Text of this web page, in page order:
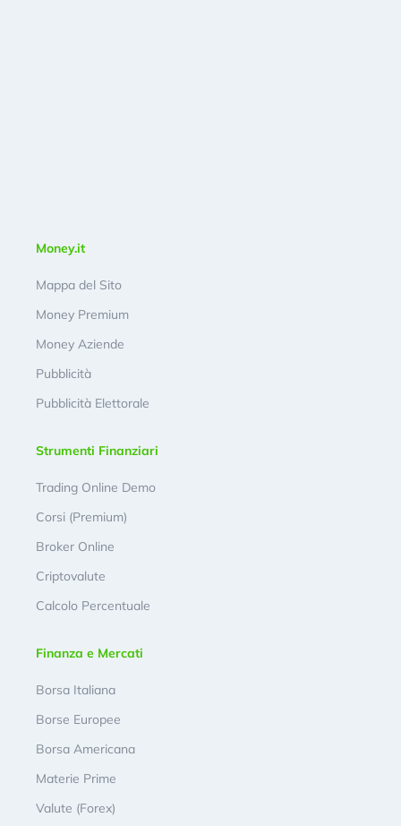
Money.it
Mappa del Sito
Money Premium
Money Aziende
Pubblicità
Pubblicità Elettorale
Strumenti Finanziari
Trading Online Demo
Corsi (Premium)
Broker Online
Criptovalute
Calcolo Percentuale
Finanza e Mercati
Borsa Italiana
Borse Europee
Borsa Americana
Materie Prime
Valute (Forex)